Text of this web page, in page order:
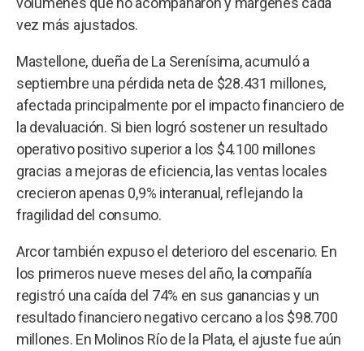
vez más ajustados.
Mastellone, dueña de La Serenísima, acumuló a
septiembre una pérdida neta de $28.431 millones,
afectada principalmente por el impacto financiero de
la devaluación. Si bien logró sostener un resultado
operativo positivo superior a los $4.100 millones
gracias a mejoras de eficiencia, las ventas locales
crecieron apenas 0,9% interanual, reflejando la
fragilidad del consumo.
Arcor también expuso el deterioro del escenario. En
los primeros nueve meses del año, la compañía
registró una caída del 74% en sus ganancias y un
resultado financiero negativo cercano a los $98.700
millones. En Molinos Río de la Plata, el ajuste fue aún